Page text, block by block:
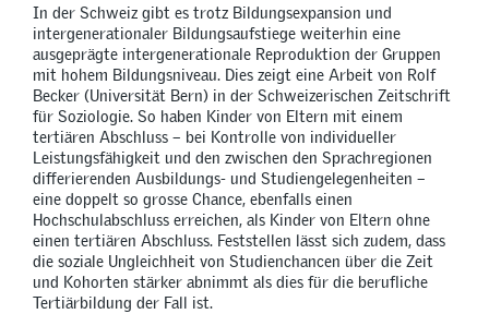
In der Schweiz gibt es trotz Bildungsexpansion und
intergenerationaler Bildungsaufstiege weiterhin eine
ausgeprägte intergenerationale Reproduktion der Gruppen
mit hohem Bildungsniveau. Dies zeigt eine Arbeit von Rolf
Becker (Universität Bern) in der Schweizerischen Zeitschrift
für Soziologie. So haben Kinder von Eltern mit einem
tertiären Abschluss – bei Kontrolle von individueller
Leistungsfähigkeit und den zwischen den Sprachregionen
differierenden Ausbildungs- und Studiengelegenheiten –
eine doppelt so grosse Chance, ebenfalls einen
Hochschulabschluss erreichen, als Kinder von Eltern ohne
einen tertiären Abschluss. Feststellen lässt sich zudem, dass
die soziale Ungleichheit von Studienchancen über die Zeit
und Kohorten stärker abnimmt als dies für die berufliche
Tertiärbildung der Fall ist.